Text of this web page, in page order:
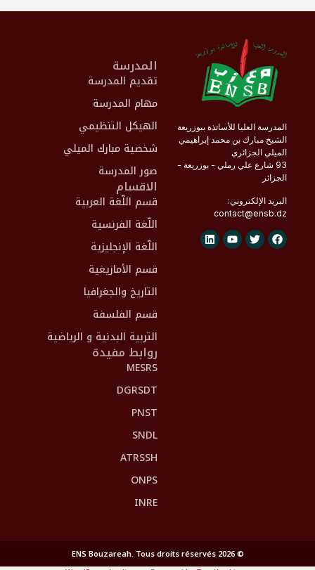
المدرسة العليا للأساتذة ببوزريعة
الشيخ مبارك بن محمد إبراهيمي
الميلي الجزائري
93 شارع علي رملي - بوزريعة -
الجزائر
البريد الإلكتروني:
contact@ensb.dz
المدرسة
تقديم المدرسة
مهام المدرسة
الهيكل التنظيمي
شخصية مبارك الميلي
صور المدرسة
الاقسام
قسم اللّغة العربية
اللّغة الفرنسية
اللّغة الإنجليزية
قسم الأمازيغية
التاريخ والجغرافيا
قسم الفلسفة
التربية البدنية و الرياضية
روابط مفيدة
MESRS
DGRSDT
PNST
SNDL
ATRSSH
ONPS
INRE
© 2026 ENS Bouzareah. Tous droits réservés